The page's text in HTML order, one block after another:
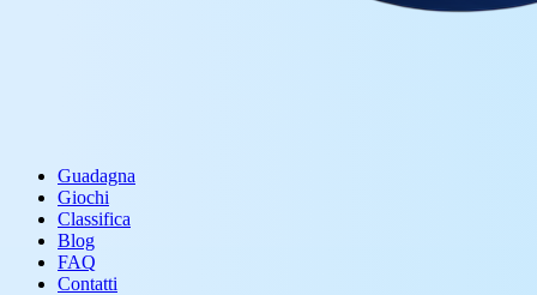
Guadagna
Giochi
Classifica
Blog
FAQ
Contatti